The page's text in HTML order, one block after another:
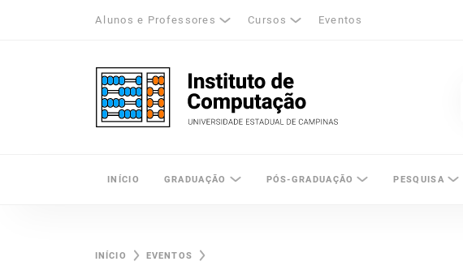
Alunos e Professores Cursos Eventos
Unicamp - Universidade Estadual de Campinas
INÍCIO GRADUAÇÃO PÓS-GRADUAÇÃO PESQUISA
INÍCIO EVENTOS